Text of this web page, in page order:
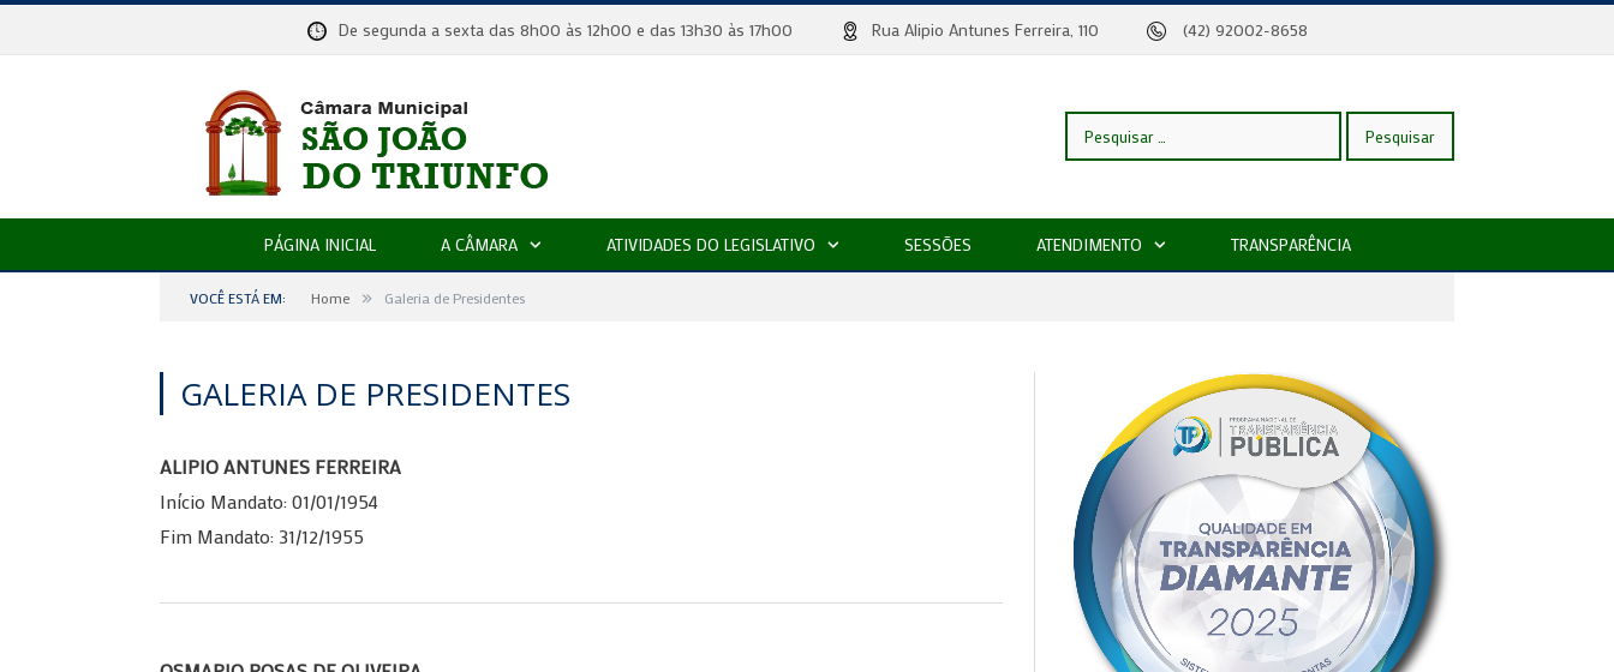
De segunda a sexta das 8h00 às 12h00 e das 13h30 às 17h00 Rua Alipio Antunes Ferreira, 110 (42) 92002-8658
Pesquisar
PÁGINA INICIAL A CÂMARA ATIVIDADES DO LEGISLATIVO SESSÕES ATENDIMENTO TRANSPARÊNCIA
VOCÊ ESTÁ EM: Home » Galeria de Presidentes
GALERIA DE PRESIDENTES
ALIPIO ANTUNES FERREIRA
Início Mandato: 01/01/1954
Fim Mandato: 31/12/1955